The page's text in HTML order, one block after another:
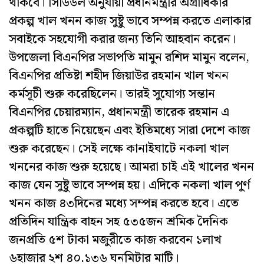
প্রকল্প খাল খনন কাজ সুষ্টু ভাবে সম্পন্ন করতে এলাকার
সবাইকে সহযোগী করার জন্য তিনি আহবান করেন।
উপজেলা বিএনপির সভাপতি মামুন রশিদ মামুন বলেন,
বিএনপির প্রতিষ্টা শহীদ জিয়াউর রহমান খাল খনন
কর্মসূচী শুরু করেছিলেন। তারই সুযোগ্য সন্তান
বিএনপির চেয়ারম্যান, প্রধানমন্ত্রী তারেক রহমান এ
প্রকল্পটি হাতে নিয়েছেন এবং ইতিমধ্যে সারা দেশে কাজ
শুরু করেছেন। সেই লক্ষে কানাইঘাটে নকলা খাল
খননের কাজ শুরু হয়েছে। আমরা চাই এই খালের খনন
কাজ যেন সুষ্টু ভাবে সম্পন্ন হয়। এদিকে নকলা খাল পুর্ণ
খনন কাজ ৪৩দিনের মধ্যে সম্পন্ন করতে হবে। এতে
প্রতিদিন যান্ত্রিক বাহন সহ ৫৩৫জন শ্রমিক দৈনিক
জনপ্রতি ৫শ টাকা মজুরীতে কাজ করবেন ১লাখ
৬হাজার ২শ ৪০.১৩৬ ঘনমিটার মাটি।